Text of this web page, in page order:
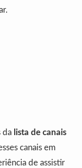
da lista de canais
canais em
de assistir